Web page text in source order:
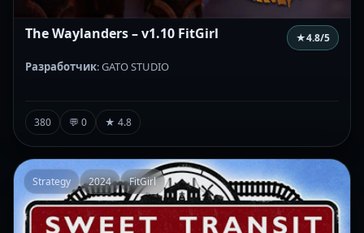
The Waylanders – v1.10 FitGirl ★4.8/5
Разработчик: GATO STUDIO
380 💬 0 ★ 4.8
Strategy 2024 FitGirl